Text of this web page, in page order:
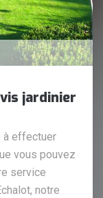
jardinier
à effectuer
vous pouvez
service
notre